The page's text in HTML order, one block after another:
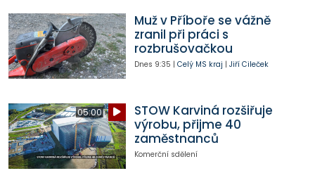
Muž v Příboře se vážně
zranil při práci s
rozbrušovačkou
Dnes 9:35 | Celý MS kraj | Jiří Cileček
05:00
STOW Karviná rozšiřuje
výrobu, přijme 40
zaměstnanců
Komerční sdělení